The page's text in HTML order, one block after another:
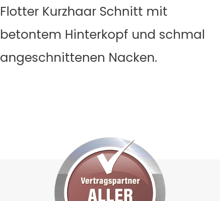
Flotter Kurzhaar Schnitt mit
betontem Hinterkopf und schmal
angeschnittenen Nacken.